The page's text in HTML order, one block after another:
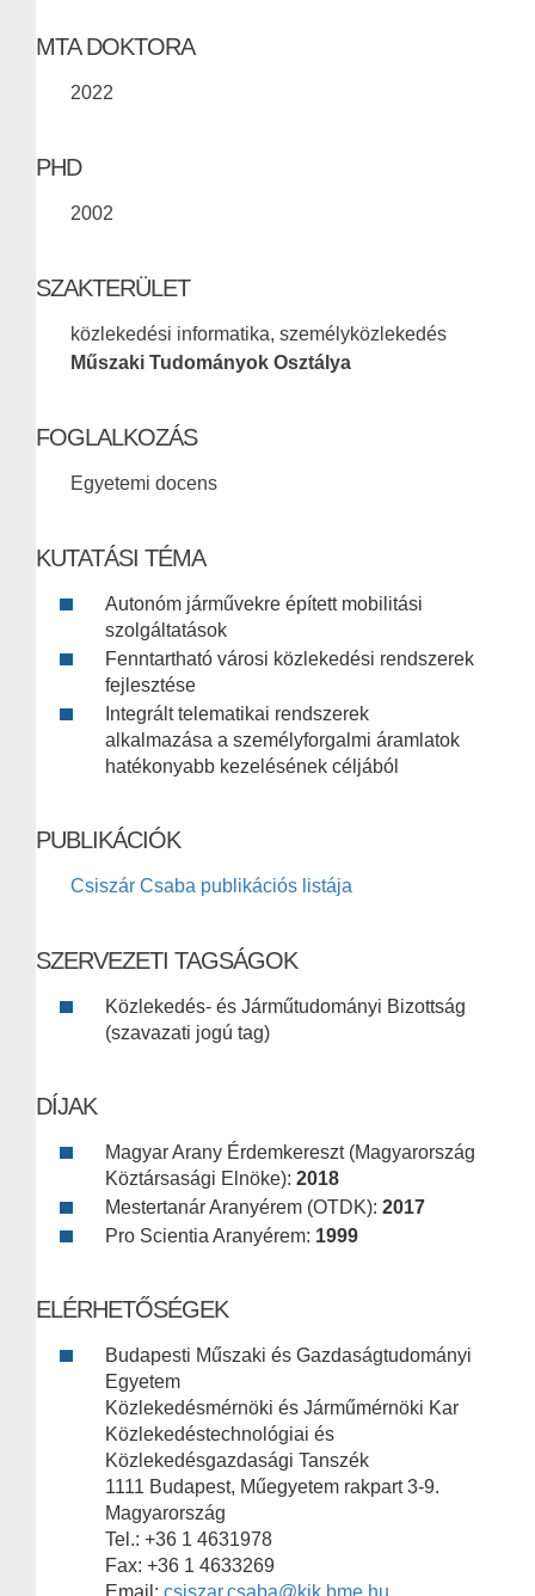
MTA DOKTORA
2022
PHD
2002
SZAKTERÜLET
közlekedési informatika, személyközlekedés
Műszaki Tudományok Osztálya
FOGLALKOZÁS
Egyetemi docens
KUTATÁSI TÉMA
Autonóm járművekre épített mobilitási
szolgáltatások
Fenntartható városi közlekedési rendszerek
fejlesztése
Integrált telematikai rendszerek
alkalmazása a személyforgalmi áramlatok
hatékonyabb kezelésének céljából
PUBLIKÁCIÓK
Csiszár Csaba publikációs listája
SZERVEZETI TAGSÁGOK
Közlekedés- és Járműtudományi Bizottság
(szavazati jogú tag)
DÍJAK
Magyar Arany Érdemkereszt (Magyarország
Köztársasági Elnöke): 2018
Mestertanár Aranyérem (OTDK): 2017
Pro Scientia Aranyérem: 1999
ELÉRHETŐSÉGEK
Budapesti Műszaki és Gazdaságtudományi
Egyetem
Közlekedésmérnöki és Járműmérnöki Kar
Közlekedéstechnológiai és
Közlekedésgazdasági Tanszék
1111 Budapest, Műegyetem rakpart 3-9.
Magyarország
Tel.: +36 1 4631978
Fax: +36 1 4633269